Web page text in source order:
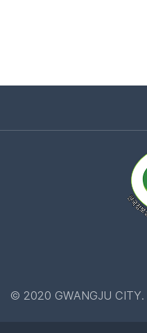
© 2020 GWANGJU CITY.